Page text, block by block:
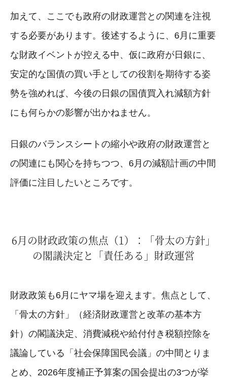
加えて、ここでも政府の財政運営との関連を注視
する必要があります。後述するように、6月に重要
な財政イベントが控える中、仮に政府が日銀に、
安定的な国債の買い手としての役割を期待する姿
勢を強めれば、今後の日銀の国債買入れ減額方針
にも何らかの影響が出かねません。
日銀のバランスシートの縮小や政府の財政運営と
の関連にも関心を持ちつつ、6月の減額計画の中間
評価に注目したいところです。
6月の財政政策の焦点（1）：「骨太の方針」
の閣議決定と「責任ある」財政運営
財政政策も6月にヤマ場を迎えます。焦点として、
「骨太の方針」（経済財政運営と改革の基本方
針）の閣議決定、消費減税や給付付き税額控除を
議論している「社会保障国民会議」の中間とりま
とめ、2026年度補正予算案の国会提出の3つが挙